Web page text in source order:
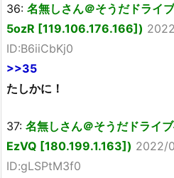
36: 名無しさん＠そうだドライ
5ozR [119.106.176.166])
ID:B6iiCbKj0
>>35
たしかに！
37: 名無しさん＠そうだドライ
EzVQ [180.199.1.163]) 2022/
ID:gLSPtM3f0